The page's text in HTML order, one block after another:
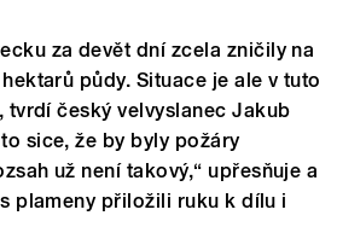
za devět dní zcela zničily na
půdy. Situace je ale v tuto
český velvyslanec Jakub
sice, že by byly požáry
už není takový,“ upřesňuje a
plameny přiložili ruku k dílu i